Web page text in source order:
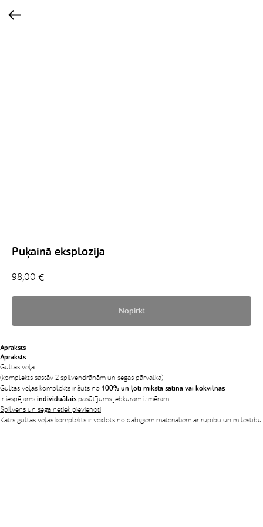
Puķainā eksplozija
98,00 €
Nopirkt
Apraksts
Apraksts
Gultas veļa
(komplekts sastāv 2 spilvendrānām un segas pārvalka)
Gultas veļas komplekts ir šūts no 100% un ļoti mīksta satīna vai kokvilnas
Ir iespējams individuālais pasūtījums jebkuram izmēram
Spilvens un sega netiek pievienoti
Katrs gultas veļas komplekts ir veidots no dabīgiem materiāliem ar rūpību un mīlestību.